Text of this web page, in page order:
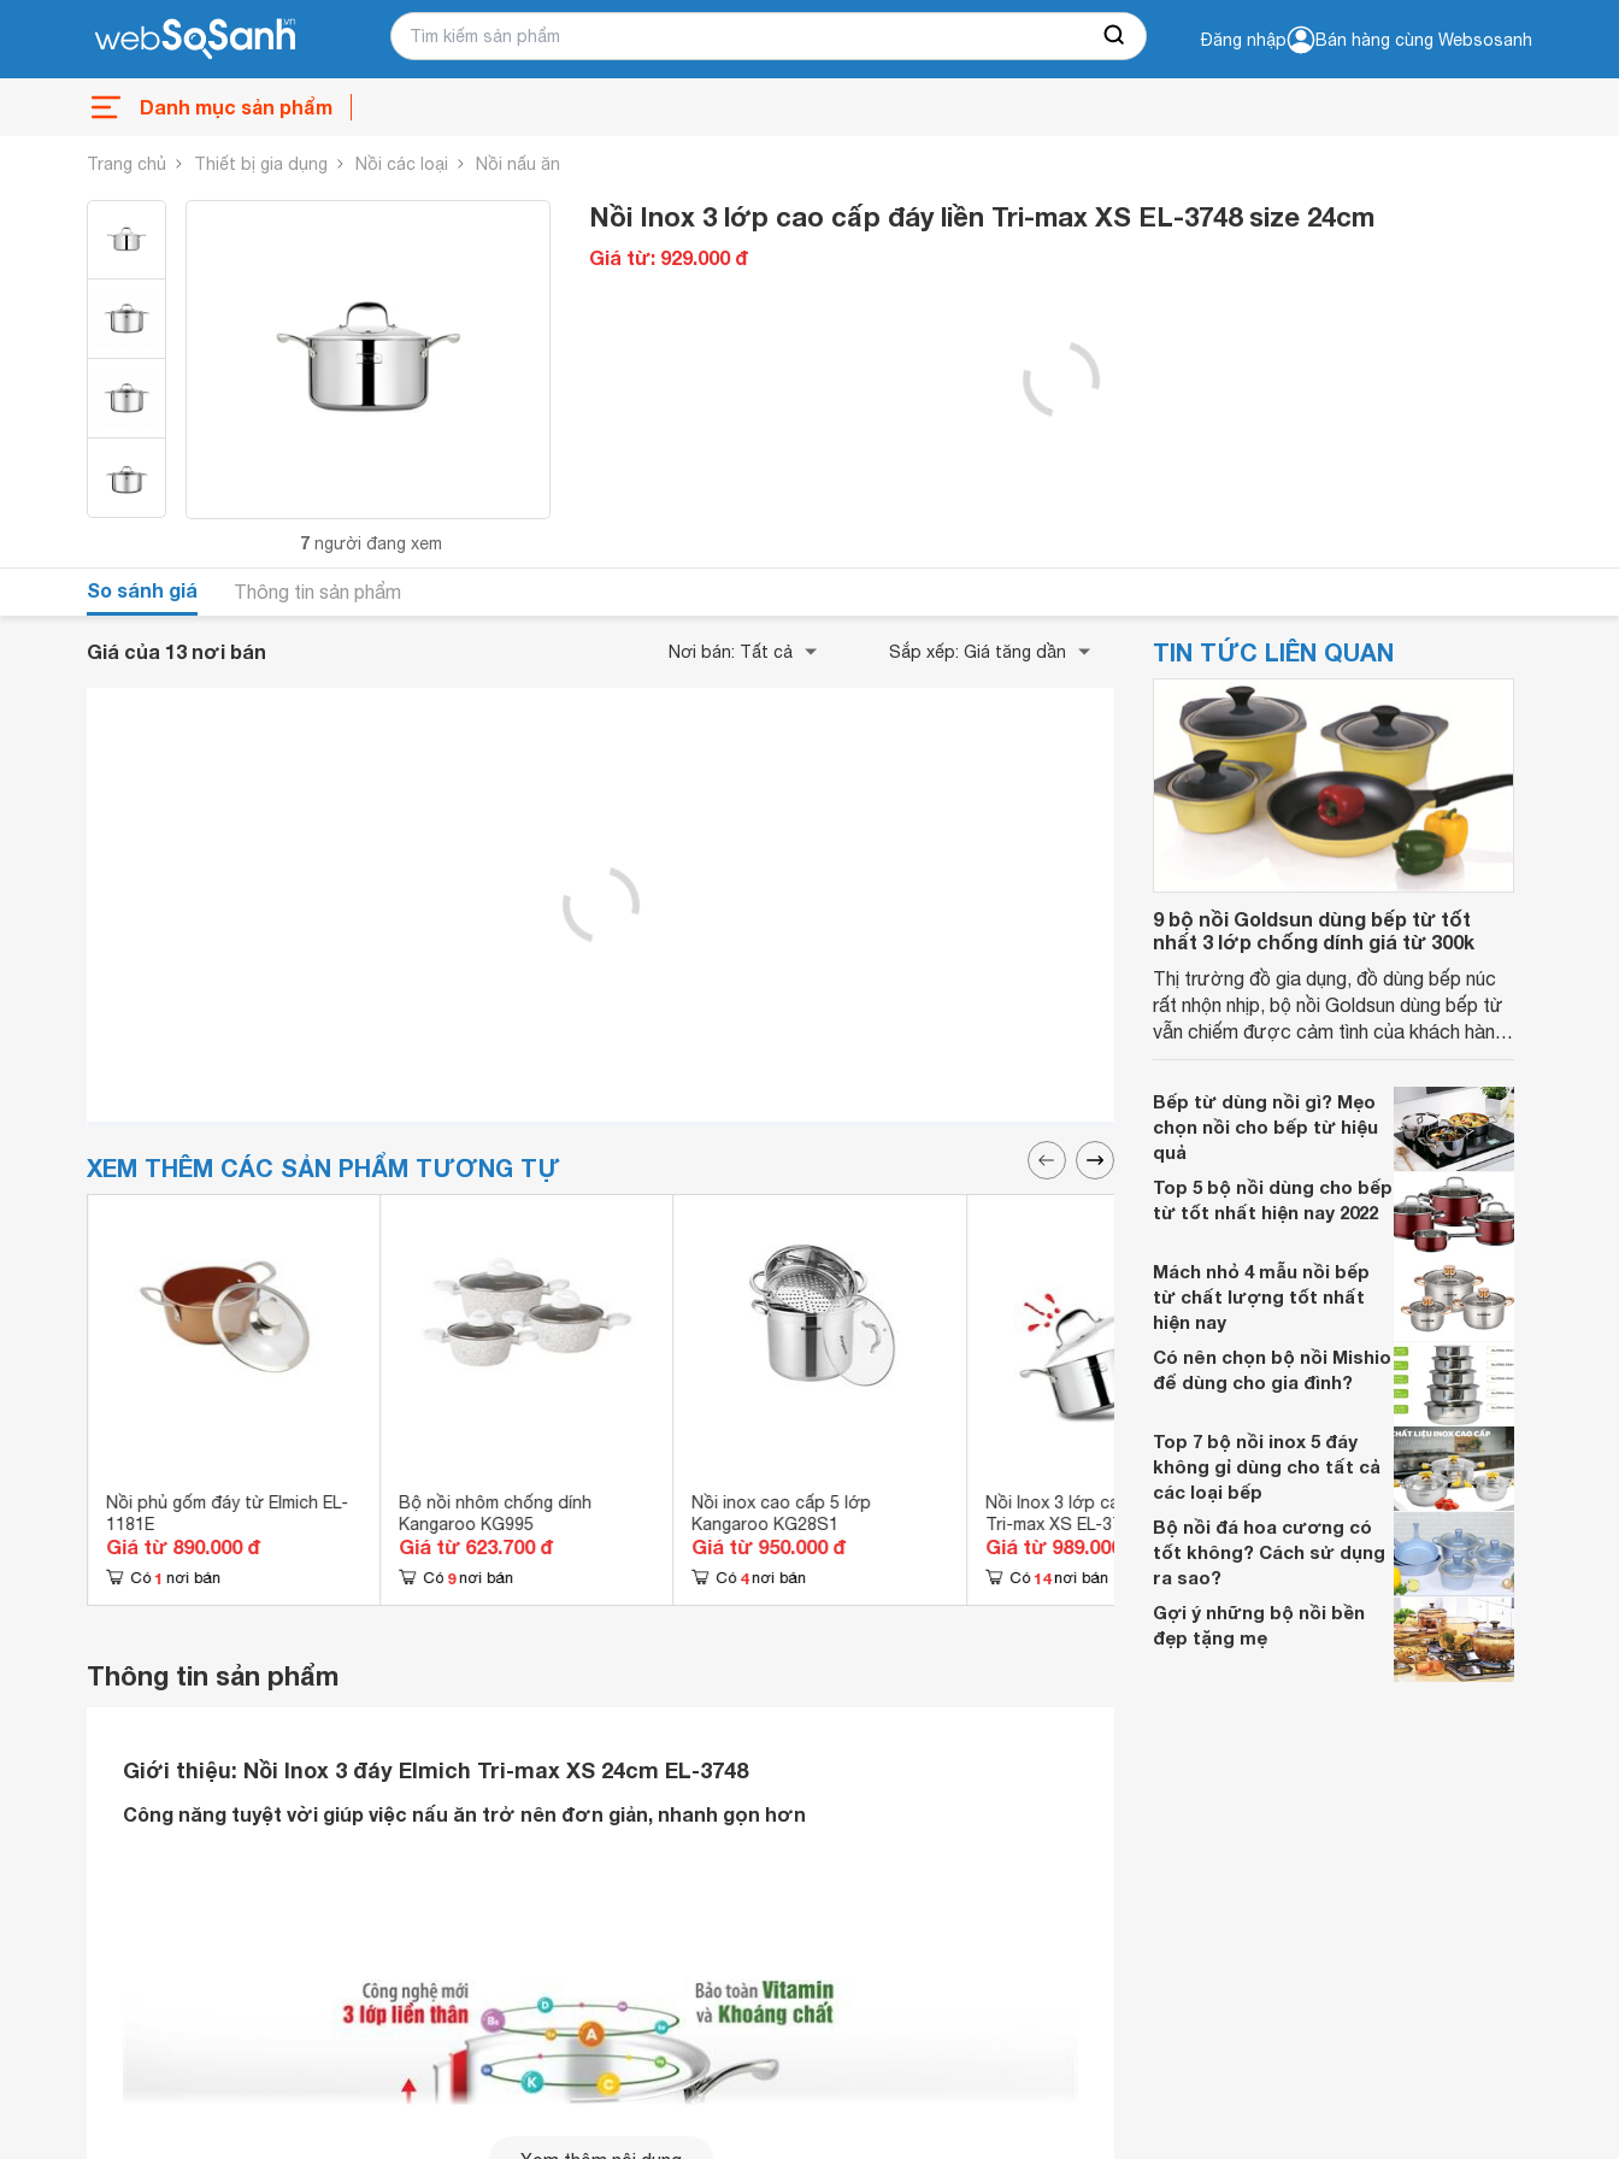
Đăng nhập Bán hàng cùng Websosanh
Danh mục sản phẩm
Trang chủ Thiết bị gia dụng Nồi các loại Nồi nấu ăn
7 người đang xem
Nồi Inox 3 lớp cao cấp đáy liền Tri-max XS EL-3748 size 24cm
Giá từ: 929.000 đ
So sánh giá Thông tin sản phẩm
Giá của 13 nơi bán Nơi bán: Tất cả Sắp xếp: Giá tăng dần
XEM THÊM CÁC SẢN PHẨM TƯƠNG TỰ
Nồi phủ gốm đáy từ Elmich EL-
1181E
Giá từ 890.000 đ
Có 1 nơi bán
Bộ nồi nhôm chống dính
Kangaroo KG995
Giá từ 623.700 đ
Có 9 nơi bán
Nồi inox cao cấp 5 lớp
Kangaroo KG28S1
Giá từ 950.000 đ
Có 4 nơi bán
Nồi Inox 3 lớp cao cấp đáy liền
Tri-max XS EL-3749
Giá từ 989.000 đ
Có 14 nơi bán
Nồi tay cầm thủy tinh Visions 1l
VSP-1/CL1
Giá từ 1.083.000 đ
Thông tin sản phẩm
Giới thiệu: Nồi Inox 3 đáy Elmich Tri-max XS 24cm EL-3748
Công năng tuyệt vời giúp việc nấu ăn trở nên đơn giản, nhanh gọn hơn
TIN TỨC LIÊN QUAN
9 bộ nồi Goldsun dùng bếp từ tốt
nhất 3 lớp chống dính giá từ 300k
Thị trường đồ gia dụng, đồ dùng bếp núc
rất nhộn nhịp, bộ nồi Goldsun dùng bếp từ
vẫn chiếm được cảm tình của khách hàng.
về dòng sản phẩm này trong bài viết dưới
đây.
Bếp từ dùng nồi gì? Mẹo
chọn nồi cho bếp từ hiệu
quả
Top 5 bộ nồi dùng cho bếp
từ tốt nhất hiện nay 2022
Mách nhỏ 4 mẫu nồi bếp
từ chất lượng tốt nhất
hiện nay
Có nên chọn bộ nồi Mishio
để dùng cho gia đình?
Top 7 bộ nồi inox 5 đáy
không gỉ dùng cho tất cả
các loại bếp
Bộ nồi đá hoa cương có
tốt không? Cách sử dụng
ra sao?
Gợi ý những bộ nồi bền
đẹp tặng mẹ